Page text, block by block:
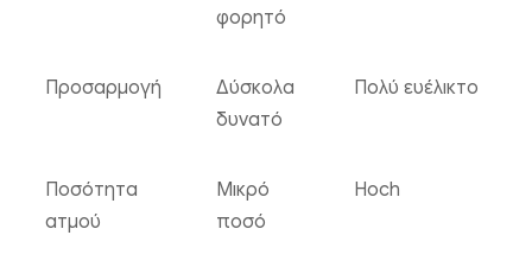
φορητό
Προσαρμογή
Δύσκολα
δυνατό
Πολύ ευέλικτο
Ποσότητα
ατμού
Μικρό
ποσό
Hoch